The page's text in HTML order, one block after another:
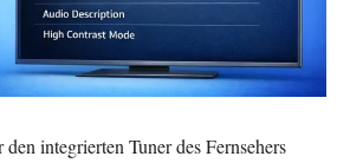
integrierten Tuner des Fernsehers